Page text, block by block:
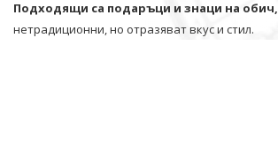
Подходящи са подаръци и знаци на обич,
нетрадиционни, но отразяват вкус и стил.